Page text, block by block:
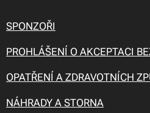
SPONZOŘI
PROHLÁŠENÍ O AKCEPTACI
OPATŘENÍ A ZDRAVOTNÍCH
NÁHRADY A STORNA